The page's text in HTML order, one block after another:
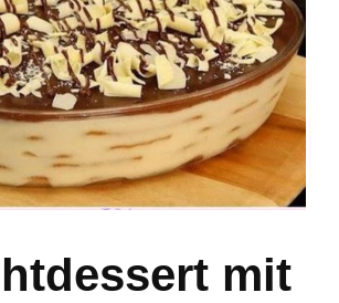
mit